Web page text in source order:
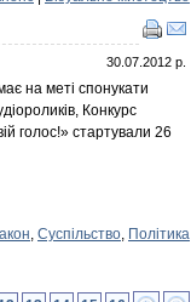
30.07.2012 р.
на меті спонукати
Конкурс
голос!» стартували 26
, Суспільство, Політика